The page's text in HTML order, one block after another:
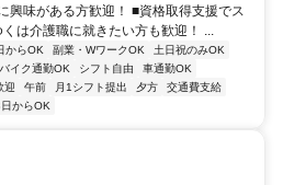
興味がある方歓迎！ ■資格取得支援でス
は介護職に就きたい方も歓迎！ ...
からOK 副業・WワークOK
土日祝のみOK
バイク通勤OK シフト自由
車通勤OK
迎 午前 月1シフト提出 夕方
交通費支給
からOK